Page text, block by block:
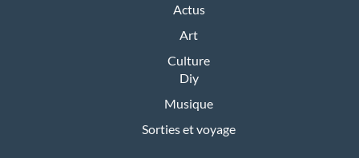
Actus
Art
Culture
Diy
Musique
Sorties et voyage